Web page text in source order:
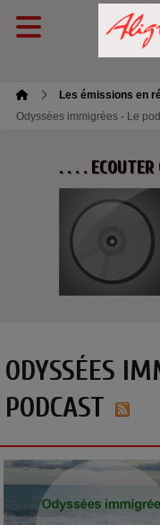
Les émissions en
Odyssées immigrées - Le
. . . .
ODYSSÉES
PODCAST